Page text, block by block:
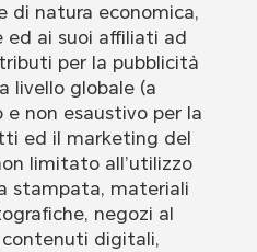
di natura economica,
ed ai suoi affiliati ad
per la pubblicità
livello globale (a
non esaustivo per la
ed il marketing del
limitato all’utilizzo
stampata, materiali
negozi al
digitali,